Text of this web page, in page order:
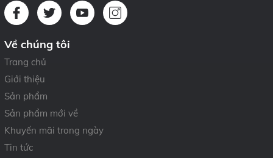
Về chúng tôi
Trang chủ
Giới thiệu
Sản phẩm
Sản phẩm mới về
Khuyến mãi trong ngày
Tin tức